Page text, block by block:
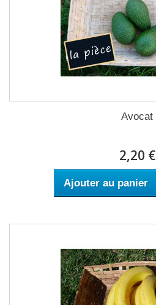
Avocat
2,20 €
Ajouter au panier